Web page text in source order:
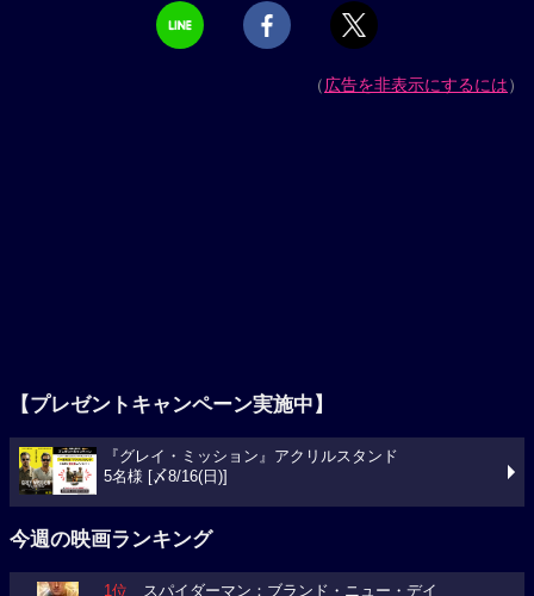
（広告を非表示にするには）
【プレゼントキャンペーン実施中】
『グレイ・ミッション』アクリルスタンド
5名様 [〆8/16(日)]
今週の映画ランキング
1位 スパイダーマン：ブランド・ニュー・デイ